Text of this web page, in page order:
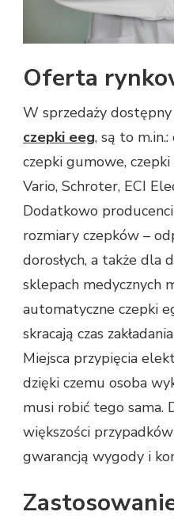
Oferta
W sprzedaży
czepki eeg, są to
czepki gumowe,
Vario, Schroter, ECI
Dodatkowo
rozmiary czepków –
dorosłych, a także dla
sklepach medycznych
automatyczne czepki
skracają czas
Miejsca przypięcia
dzięki czemu osoba
musi robić tego
większości
gwarancją wygody i